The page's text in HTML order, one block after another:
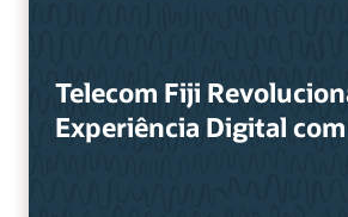
Telecom Fiji
Experiência Digital